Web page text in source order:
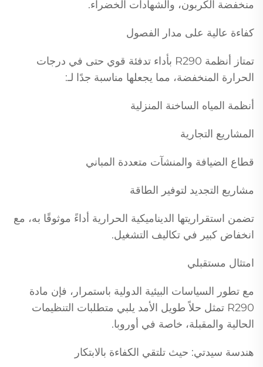
منخفضة الكربون، والشهادات الخضراء.
كفاءة عالية على مدار الفصول
تمتاز أنظمة R290 بأداء تدفئة قوي حتى في درجات
الحرارة المنخفضة، مما يجعلها مناسبة جدًا لـ:
أنظمة المياه الساخنة المنزلية
المشاريع التجارية
قطاع الضيافة والمنشآت متعددة المباني
مشاريع التجديد لتوفير الطاقة
تضمن استقراريتها الديناميكية الحرارية أداءً موثوقًا به، مع
انخفاض كبير في تكاليف التشغيل.
امتثال مستقبلي
مع تطور السياسات البيئية الدولية باستمرار، فإن مادة
R290 تمثل حلاً طويل الأمد يلبي متطلبات التنظيمات
الحالية والمقبلة، خاصة في أوروبا.
هندسة سيدتي: حيث تلتقي الكفاءة بالابتكار